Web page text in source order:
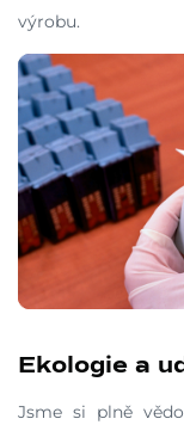
výrobu.
Ekologie a
Jsme si plně